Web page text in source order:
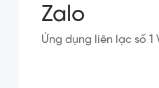
Zalo
Ứng dụng liên lạc số 1